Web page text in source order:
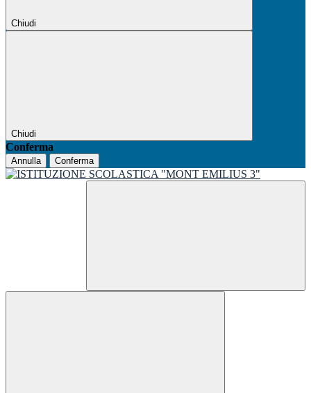
Chiudi
Chiudi
Conferma
Annulla Conferma